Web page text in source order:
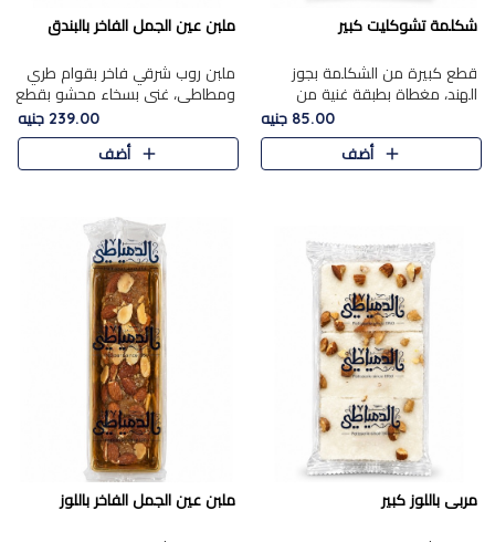
شكلمة تشوكليت كبير
قطع كبيرة من الشكلمة بجوز
الهند، مغطاة بطبقة غنية من
الشوكولاتة الفاخرة لتجمع بين
القوام الطري من الداخل مركز جوز
الهند المطاطي والمذاق الغن..
85.00 جنيه
أضف
ملبن عين الجمل الفاخر بالبندق
ملبن روب شرقي فاخر بقوام طري
ومطاطي، غني بسخاء محشو بقطع
عين الجمل والبندق المحمص التي
تضيف قرمشة مميزة مُرضية
ونكهة جوزية غنية في كل
239.00 جنيه
أضف
مربى باللوز كبير ملبن عين الجمل الفاخر باللوز